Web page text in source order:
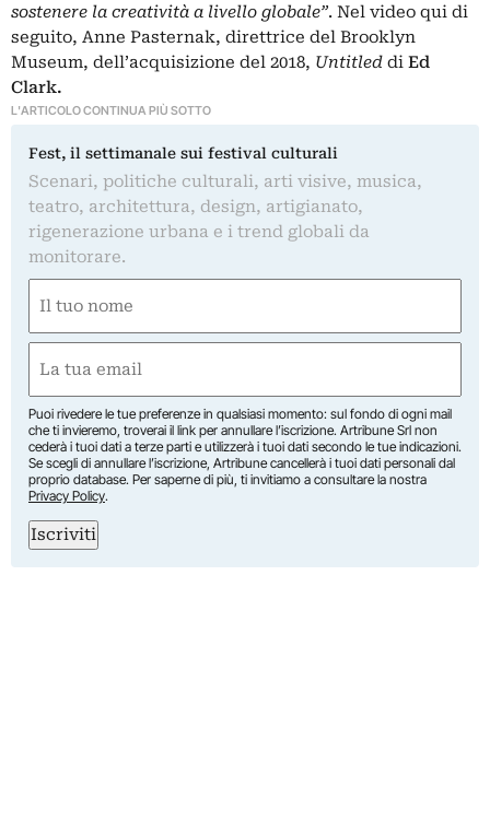
sostenere la creatività a livello globale”. Nel video qui di
seguito, Anne Pasternak, direttrice del Brooklyn
Museum, dell’acquisizione del 2018, Untitled di Ed
Clark.
L'ARTICOLO CONTINUA PIÙ SOTTO
Fest, il settimanale sui festival culturali
Scenari, politiche culturali, arti visive, musica,
teatro, architettura, design, artigianato,
rigenerazione urbana e i trend globali da
monitorare.
(Required)
First
(Required)
Puoi rivedere le tue preferenze in qualsiasi momento: sul fondo di ogni mail
che ti invieremo, troverai il link per annullare l’iscrizione. Artribune Srl non
cederà i tuoi dati a terze parti e utilizzerà i tuoi dati secondo le tue indicazioni.
Se scegli di annullare l’iscrizione, Artribune cancellerà i tuoi dati personali dal
proprio database. Per saperne di più, ti invitiamo a consultare la nostra
Privacy Policy.
Iscriviti